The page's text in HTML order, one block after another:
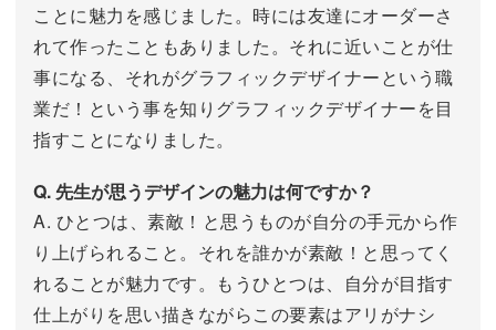
ことに魅力を感じました。時には友達にオーダーさ
れて作ったこともありました。それに近いことが仕
事になる、それがグラフィックデザイナーという職
業だ！という事を知りグラフィックデザイナーを目
指すことになりました。
Q. 先生が思うデザインの魅力は何ですか？
A. ひとつは、素敵！と思うものが自分の手元から作
り上げられること。それを誰かが素敵！と思ってく
れることが魅力です。もうひとつは、自分が目指す
仕上がりを思い描きながらこの要素はアリがナシ